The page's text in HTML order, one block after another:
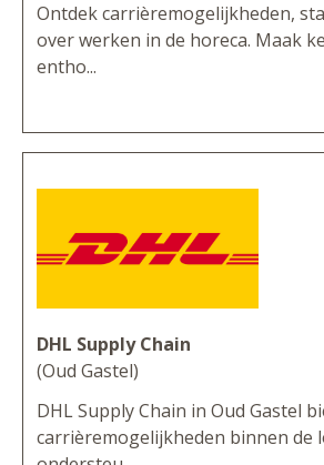
Ontdek carrièremogelijkheden,
over werken in de horeca. Maak
entho...
DHL Supply Chain
(Oud Gastel)
DHL Supply Chain in Oud Gastel
carrièremogelijkheden binnen de